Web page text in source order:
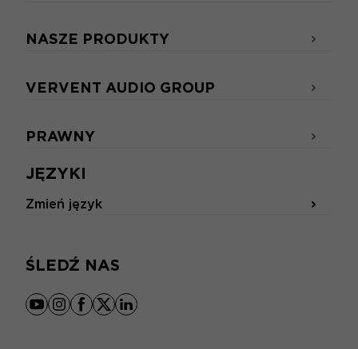
JĘZYKI
Zmień język
ŚLEDŹ NAS
youtube
instagram
facebook
x linkedin
NASZE PRODUKTY
VERVENT AUDIO GROUP
PRAWNY